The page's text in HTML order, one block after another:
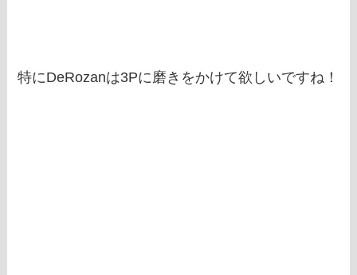
特にDeRozanは3Pに磨きをかけて欲しいですね！